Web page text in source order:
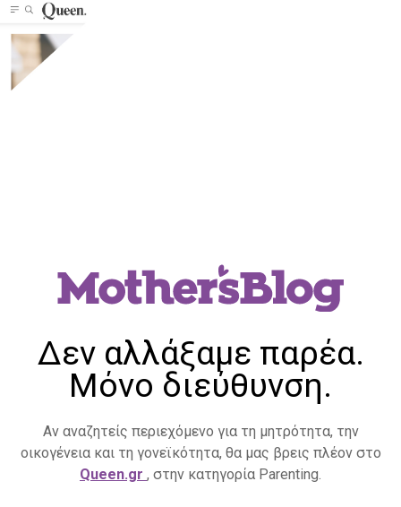
Δεν αλλάξαμε παρέα.
Μόνο διεύθυνση.
Αν αναζητείς περιεχόμενο για τη μητρότητα, την
οικογένεια και τη γονεϊκότητα, θα μας βρεις πλέον στο
Queen.gr , στην κατηγορία Parenting.